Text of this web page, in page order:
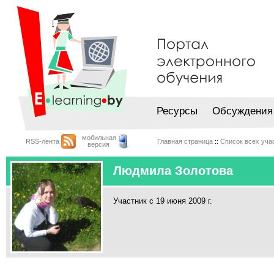
Ресурсы Обсуждения
RSS-лента
мобильная
версия
Главная страница :: Список всех
Людмила Золотова
Участник с 19 июня 2009 г.